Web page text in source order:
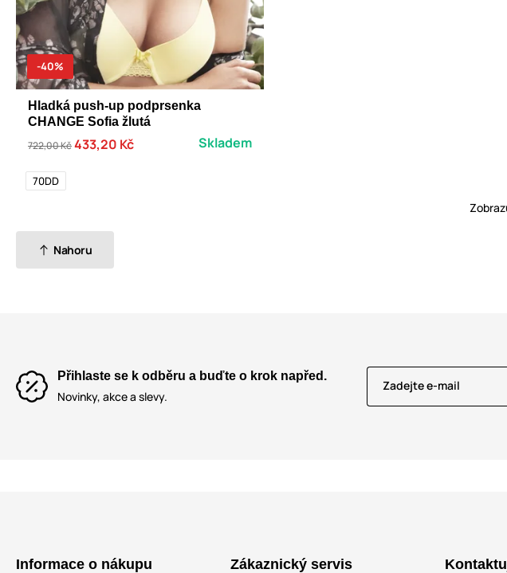
-40%
Hladká push-up podprsenka
CHANGE Sofia žlutá
722,00 Kč433,20 Kč Skladem
70DD
Nahoru
Přihlaste se k odběru a buďte o krok napřed.
Novinky, akce a slevy.
Zadejte e-mail
Informace o nákupu Zákaznický servis